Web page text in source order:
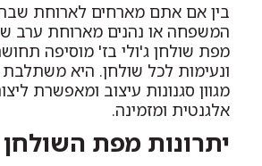
בין אם אתם מארחים לארוחת
המשפחה או נהנים מארוחת ערב
מפת שולחן ג'ולי בז' מוסיפה
ונעימות לכל שולחן. היא
מגוון סגנונות עיצוב ומאפשרת
אלגנטית ומזמינה.
יתרונות מפת השולחן